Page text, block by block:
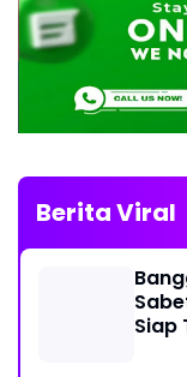
Berita Viral
Siap